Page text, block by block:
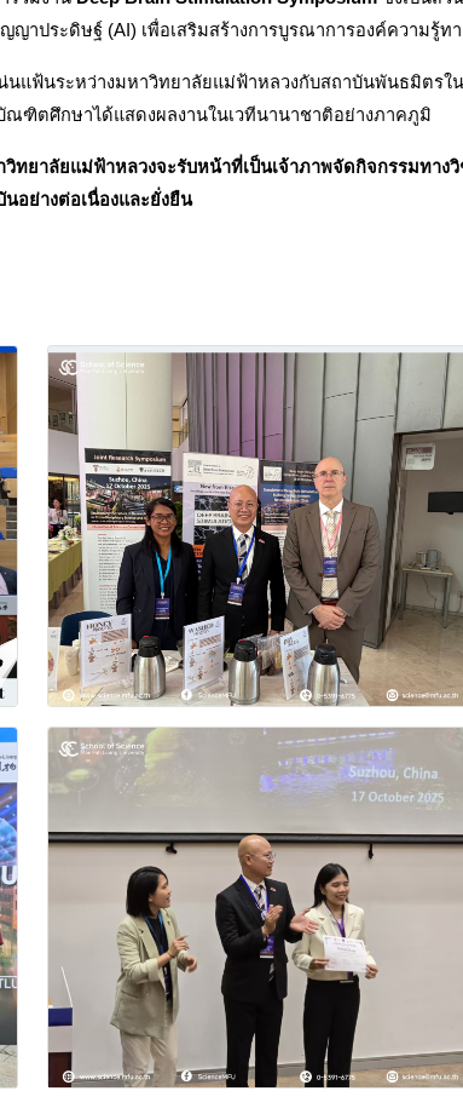
าประดิษฐ์ (AI) เพื่อเสริมสร้างการบูรณาการองค์ความรู้ท
แฟ้นระหว่างมหาวิทยาลัยแม่ฟ้าหลวงกับสถาบันพันธมิตรใ
ฑิตศึกษาได้แสดงผลงานในเวทีนานาชาติอย่างภาคภูมิ
ทยาลัยแม่ฟ้าหลวงจะรับหน้าที่เป็นเจ้าภาพจัดกิจกรรมทาง
อย่างต่อเนื่องและยั่งยืน